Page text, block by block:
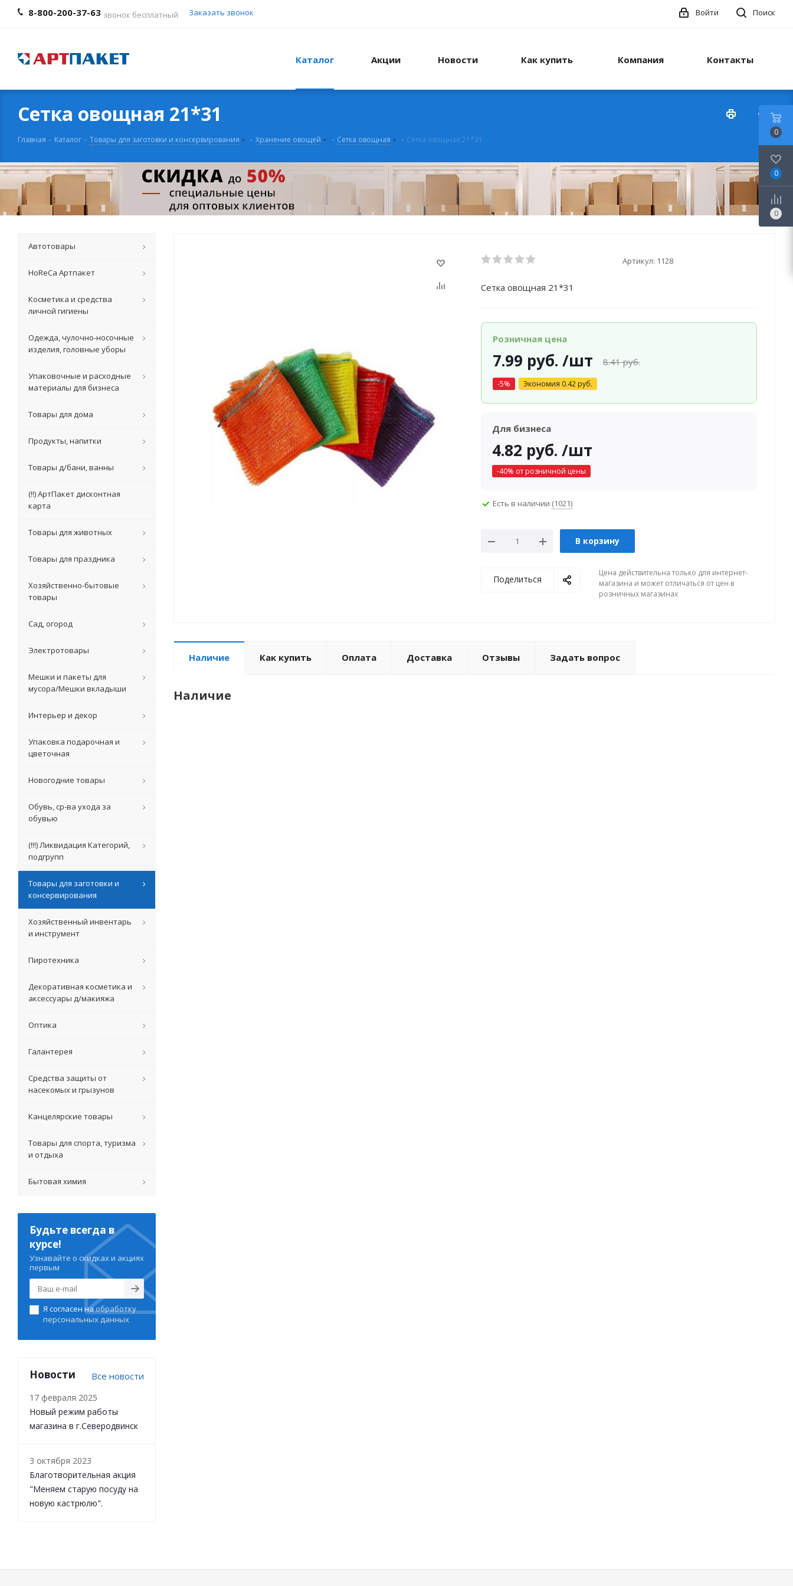
8-800-200-37-63 звонок бесплатный Заказать звонок Поиск
Войти
Каталог Акции Новости Как купить Компания Контакты
Сетка овощная 21*31
Главная - Каталог - Товары для заготовки и консервирования - Хранение овощей - Сетка овощная - Сетка овощная 21*31
Артикул: 1128
Сетка овощная 21*31
Розничная цена
7.99 руб. /шт 8.41руб.
-5% Экономия 0.42руб.
Для бизнеса
4.82 руб. /шт
-40% от розничной цены
Есть в наличии (1021)
В корзину
Поделиться
Цена действительна только для интернет-
магазина и может отличаться от цен в
розничных магазинах
Наличие Как купить Оплата Доставка Отзывы Задать вопрос
Наличие
Автотовары
HoReCa Артпакет
Косметика и средства
личной гигиены
Одежда, чулочно-носочные
изделия, головные уборы
Упаковочные и расходные
материалы для бизнеса
Товары для дома
Продукты, напитки
Товары д/бани, ванны
(!!) АртПакет дисконтная
карта
Товары для животных
Товары для праздника
Хозяйственно-бытовые
товары
Сад, огород
Электротовары
Мешки и пакеты для
мусора/Мешки вкладыши
Интерьер и декор
Упаковка подарочная и
цветочная
Новогодние товары
Обувь, ср-ва ухода за
обувью
(!!!) Ликвидация Категорий,
подгрупп
Товары для заготовки и
консервирования
Хозяйственный инвентарь
и инструмент
Пиротехника
Декоративная косметика и
аксессуары д/макияжа
Оптика
Галантерея
Средства защиты от
насекомых и грызунов
Канцелярские товары
Товары для спорта, туризма
и отдыха
Бытовая химия
Будьте всегда в
курсе!
Узнавайте о скидках и акциях
первым
Я согласен наобработку
персональных данных
Новости Все новости
17 февраля 2025
Новый режим работы
магазина в г.Северодвинск
3 октября 2023
Благотворительная акция
"Меняем старую посуду на
новую кастрюлю".
0
0
0